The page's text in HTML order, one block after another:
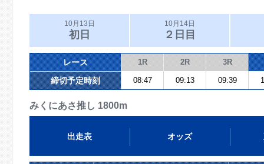
10月13日
初日
10月14日
２日目
レース 1R 2R 3R
締切予定時刻 08:47 09:13 09:39
みくにあさ推し 1800m
出走表 オッズ